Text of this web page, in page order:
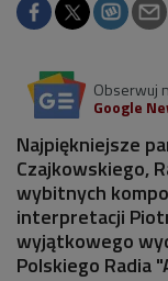
Obserwuj
Google
Najpiękniejsze
Czajkowskiego,
wybitnych
interpretacji
wyjątkowego
Polskiego Radia